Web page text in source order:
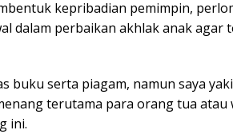
kepribadian pemimpin,
dalam perbaikan akhlak anak agar
buku serta piagam, namun saya
terutama para orang tua atau
ini.